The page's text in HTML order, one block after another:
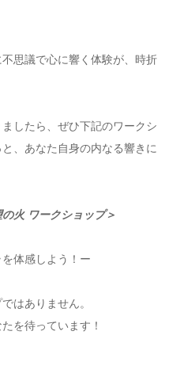
思議で心に響く体験が、 時折
したら、 ぜひ下記のワークシ
、 あなた自身の内なる響きに
火 ワークショップ＞
体感しよう！ー
はありません。
を待っています！